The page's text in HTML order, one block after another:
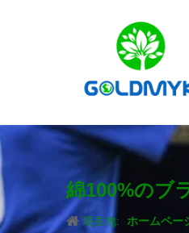
綿100%のブ
現在地: ホームペー